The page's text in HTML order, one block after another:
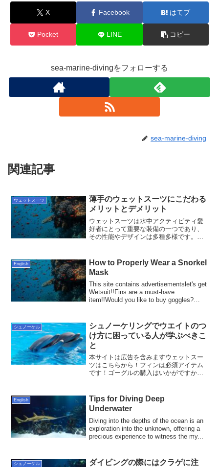
X Facebook はてブ
Pocket LINE コピー
sea-marine-divingをフォローする
sea-marine-diving
関連記事
ウェットスーツ
薄手のウェットスーツにこだわる
メリットとデメリット
ウェットスーツは水中アクティビティ愛
好者にとって重要な装備の一つであり、
その性能やデザインは多種多様です。中
ェットスーツに焦点を当て、そのメリッ
トとデメリットについて詳...
English
How to Properly Wear a Snorkel
Mask
This site contains advertisementslet's get
Wetsuit!!Fins are a must-have
item!!Would you like to buy goggles?
シュノーケル
シュノーケリングでウエイトのつ
け方に困っている人が学ぶべきこ
と
本サイトは広告を含みますウェットスー
ツはこちらから！フィンは必須アイテム
です！ゴーグルの購入はいかがですか？
な体験をする上で重要な要素です。この
記事では、シュノーケリン...
English
Tips for Diving Deep
Underwater
Diving into the depths of the ocean is an
exploration into the unknown, offering a
precious experience to witness the my...
シュノーケル
ダイビングの際にはクラゲに注